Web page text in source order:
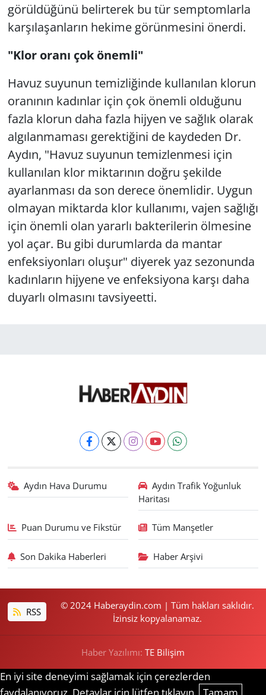
görüldüğünü belirterek bu tür semptomlarla
karşılaşanların hekime görünmesini önerdi.
"Klor oranı çok önemli"
Havuz suyunun temizliğinde kullanılan klorun
oranının kadınlar için çok önemli olduğunu
fazla klorun daha fazla hijyen ve sağlık olarak
algılanmaması gerektiğini de kaydeden Dr.
Aydın, "Havuz suyunun temizlenmesi için
kullanılan klor miktarının doğru şekilde
ayarlanması da son derece önemlidir. Uygun
olmayan miktarda klor kullanımı, vajen sağlığı
için önemli olan yararlı bakterilerin ölmesine
yol açar. Bu gibi durumlarda da mantar
enfeksiyonları oluşur" diyerek yaz sezonunda
kadınların hijyene ve enfeksiyona karşı daha
duyarlı olmasını tavsiyeetti.
Aydın Hava Durumu
Aydın Trafik Yoğunluk
Haritası
Puan Durumu ve Fikstür Tüm Manşetler
Son Dakika Haberleri Haber Arşivi
RSS
© 2024 Haberaydin.com | Tüm hakları saklıdır.
İzinsiz kopyalanamaz.
Haber Yazılımı: TE Bilişim
En iyi site deneyimi sağlamak için çerezlerden